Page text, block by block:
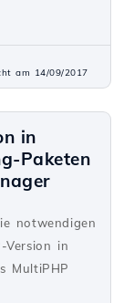
am 14/09/2017
in
Paketen
notwendigen
Version in
MultiPHP